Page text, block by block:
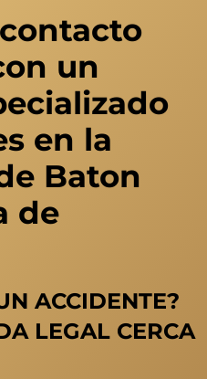
un
en la
Baton
de
ACCIDENTE?
LEGAL CERCA